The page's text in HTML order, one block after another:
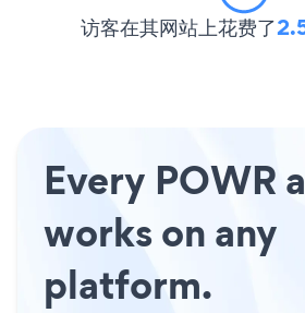
访客在其网站上花费了
Every POWR
works on any
platform.